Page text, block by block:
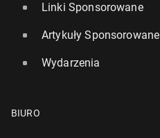
Linki Sponsorowane
Artykuły Sponsorowane
Wydarzenia
BIURO